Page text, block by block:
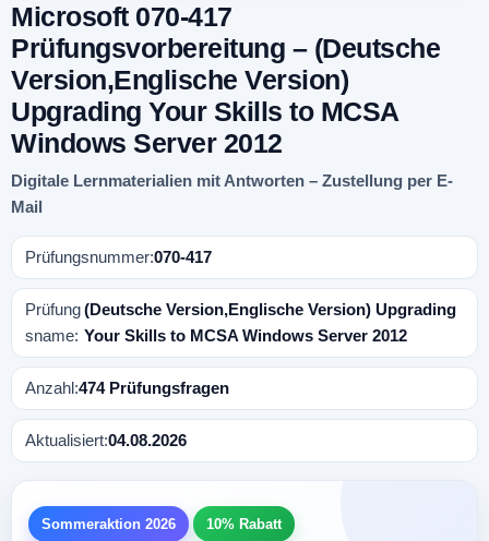
Microsoft 070-417
Prüfungsvorbereitung – (Deutsche
Version,Englische Version)
Upgrading Your Skills to MCSA
Windows Server 2012
Digitale Lernmaterialien mit Antworten – Zustellung per E-
Mail
Prüfungsnummer:070-417
Prüfung
sname:
(Deutsche Version,Englische Version) Upgrading
Your Skills to MCSA Windows Server 2012
Anzahl:474 Prüfungsfragen
Aktualisiert:04.08.2026
Sommeraktion 2026 10% Rabatt